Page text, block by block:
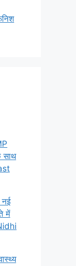
साथ
नई
में